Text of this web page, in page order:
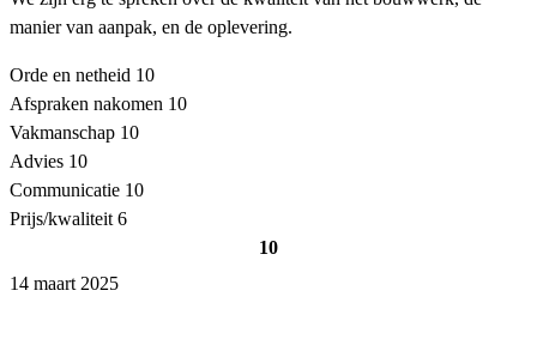
manier van aanpak, en de oplevering.
Orde en netheid 10
Afspraken nakomen 10
Vakmanschap 10
Advies 10
Communicatie 10
Prijs/kwaliteit 6
10
14 maart 2025